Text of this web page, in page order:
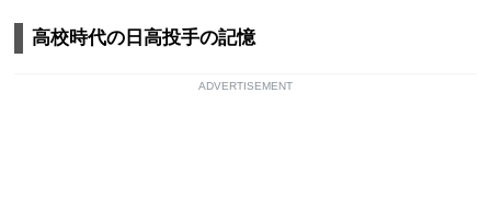
高校時代の日高投手の記憶
ADVERTISEMENT